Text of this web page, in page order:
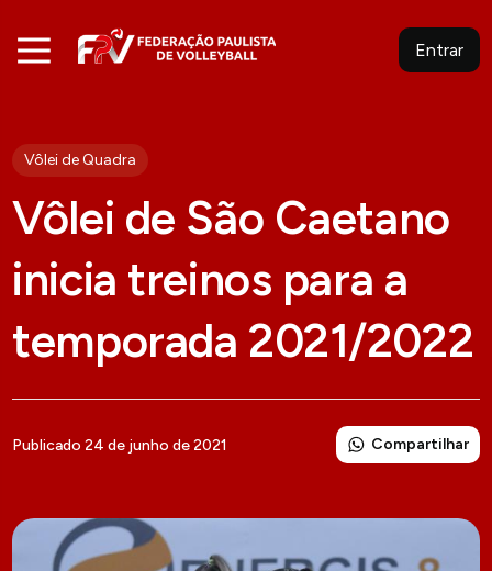
Entrar
Vôlei de Quadra
Vôlei de São Caetano
inicia treinos para a
temporada 2021/2022
Publicado 24 de junho de 2021 Compartilhar